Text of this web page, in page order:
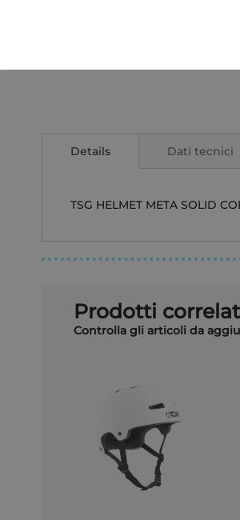
Details
TSG HELMET META SOLID
Dati tecnici
Prodotti
Controlla gli articoli da